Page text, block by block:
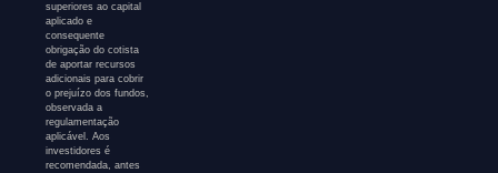
superiores ao capital
aplicado e
consequente
obrigação do cotista
de aportar recursos
adicionais para cobrir
o prejuízo dos fundos,
observada a
regulamentação
aplicável. Aos
investidores é
recomendada, antes